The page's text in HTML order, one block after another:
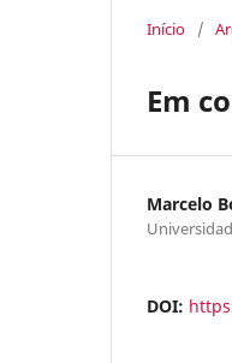
Início /
Em
Marcelo
DOI: